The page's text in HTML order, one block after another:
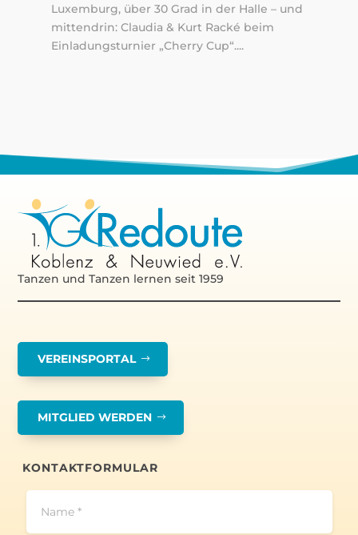
Luxemburg, über 30 Grad in der Halle – und
mittendrin: Claudia & Kurt Racké beim
Einladungsturnier „Cherry Cup“....
Tanzen und Tanzen lernen seit 1959
VEREINSPORTAL
MITGLIED WERDEN
KONTAKTFORMULAR